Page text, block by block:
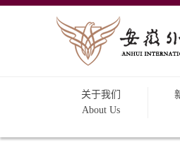
关于我们
About Us